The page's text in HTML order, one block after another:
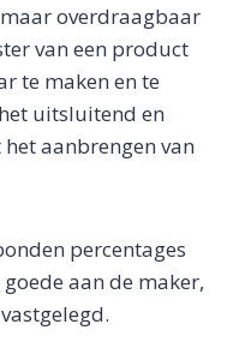
overdraagbaar
van een product
te maken en te
uitsluitend en
aanbrengen van
percentages
aan de maker,